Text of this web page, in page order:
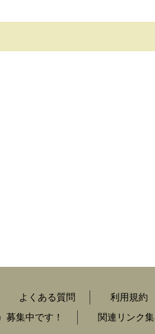
よくある質問 利用規約
募集中です！ 関連リンク集